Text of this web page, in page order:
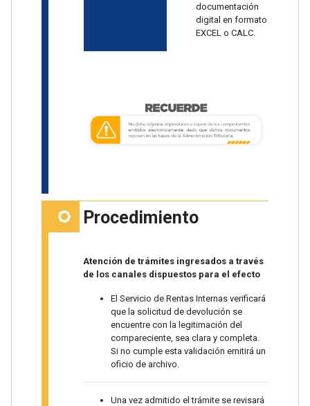
documentación
digital en formato
EXCEL o CALC.
Procedimiento
Atención de trámites ingresados a través
de los canales dispuestos para el efecto
El Servicio de Rentas Internas verificará
que la solicitud de devolución se
encuentre con la legitimación del
compareciente, sea clara y completa.
Si no cumple esta validación emitirá un
oficio de archivo.
Una vez admitido el trámite se revisará